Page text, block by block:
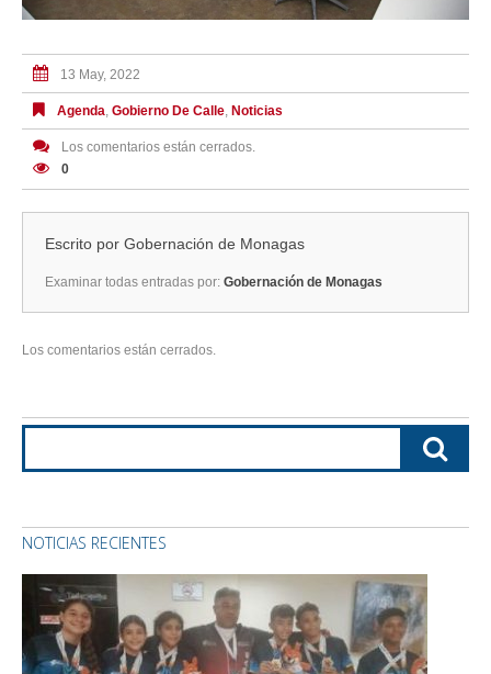
13 May, 2022
Agenda Gobierno De Calle, Noticias
Los comentarios están cerrados.
0
Escrito por Gobernación de Monagas
Examinar todas entradas por: Gobernación de Monagas
Los comentarios están cerrados.
NOTICIAS RECIENTES